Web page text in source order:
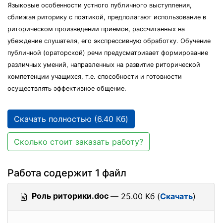
Языковые особенности устного публичного выступления,
сближая риторику с поэтикой, предполагают использование в
риторическом произведении приемов, рассчитанных на
убеждение слушателя, его экспрессивную обработку. Обучение
публичной (ораторской) речи предусматривает формирование
различных умений, направленных на развитие риторической
компетенции учащихся, т.е. способности и готовности
осуществлять эффективное общение.
Скачать полностью (6.40 Кб)
Сколько стоит заказать работу?
Работа содержит 1 файл
Роль риторики.doc — 25.00 Кб (Скачать)